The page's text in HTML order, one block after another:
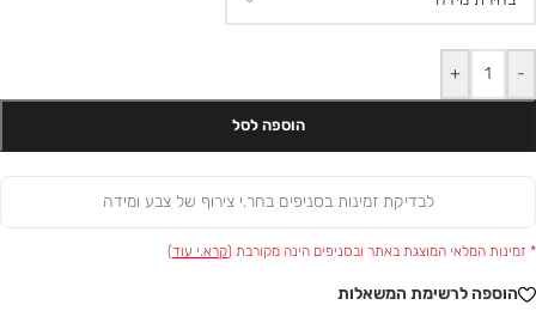
-
+
הוספה לסל
לבדיקת זמינות בסניפים בחר.י צירוף של צבע ומידה
* זמינות המלאי המוצגת באתר ובסניפים הינה מקורבת (קרא.י עוד)
הוספה לרשימת המשאלות